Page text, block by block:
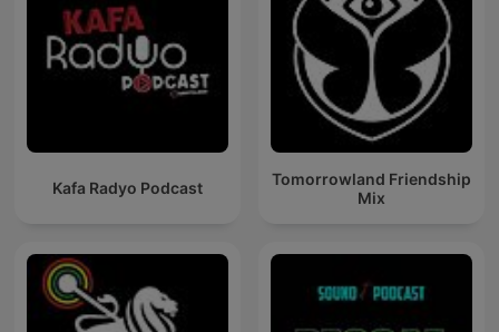
Kafa Radyo Podcast
Tomorrowland Friendship
Mix